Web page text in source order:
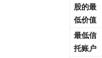
股的最
低价值
最低信
托账户